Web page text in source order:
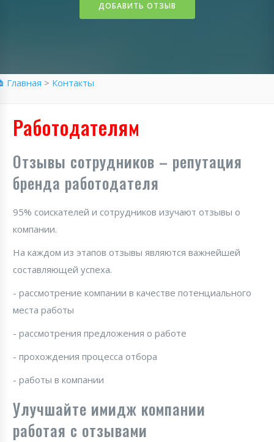
ДОБАВИТЬ ОТЗЫВ
Главная > Контакты
Работодателям
Отзывы сотрудников – репутация
бренда работодателя
95% соискателей и сотрудников изучают отзывы о
компании.
На каждом из этапов отзывы являются важнейшей
составляющей успеха.
- рассмотрение компании в качестве потенциального
места работы
- рассмотрения предложения о работе
- прохождения процесса отбора
- работы в компании
Улучшайте имидж компании
работая с отзывами